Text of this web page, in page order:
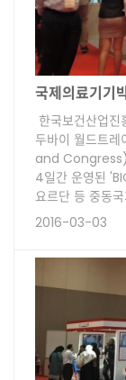
국제의료기
한국보건산업
두바이 월드트
and Congress)
4일간 운영된
요르단 등 중동
2016-03-03